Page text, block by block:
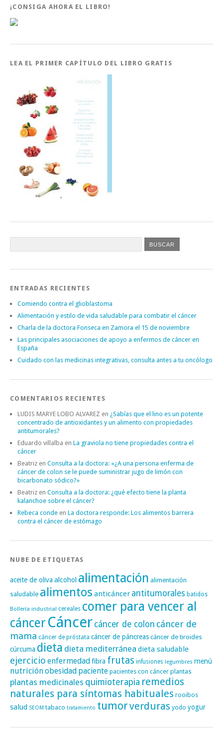
¡CONSIGA AHORA EL LIBRO!
LEA EL PRIMER CAPÍTULO DEL LIBRO GRATIS
ENTRADAS RECIENTES
Comiendo contra el glioblastoma
Alimentación y estilo de vida saludable para combatir el cáncer
Charla de la doctora Fonseca en Zamora el 15 de noviembre
Las principales asociaciones de apoyo a enfermos de cáncer en
España
Cuidado con las medicinas integrativas, consulta antes a tu oncólogo
COMENTARIOS RECIENTES
LUDIS MARYE LOBO ALVAREZ en ¿Sabías que el lino es un potente
concentrado de antioxidantes y un alimento con propiedades
antitumorales?
Eduardo villalba en La graviola no tiene propiedades contra el
cáncer
Beatriz en Consulta a la doctora: «¿A una persona enferma de
cáncer de colon se le puede suministrar jugo de limón con
bicarbonato sódico?»
Beatriz en Consulta a la doctora: ¿qué efecto tiene la planta
kalanchoe sobre el cáncer?
Rebeca conde en La doctora responde: Los alimentos barrera
contra el cáncer de estómago
NUBE DE ETIQUETAS
aceite de oliva alcohol alimentación alimentación
saludable alimentos anticáncer antitumorales batidos
Bollería industrial cereales comer para vencer al
cáncerCáncer cáncer de colon cáncer de
mama cáncer de próstata cáncer de páncreascáncer de tiroides
cúrcuma dieta dieta mediterránea dieta saludable
ejercicio enfermedadfibra frutas infusiones legumbres menú
nutriciónobesidad paciente pacientes con cáncer plantas
plantas medicinales quimioterapia remedios
naturales para síntomas habituales rooibos
salud SEOM tabaco tratamiento tumorverduras yodo yogur